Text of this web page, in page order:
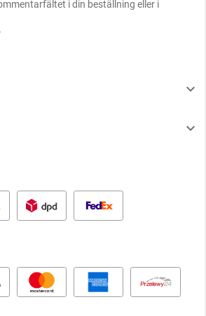
i din beställning eller i

